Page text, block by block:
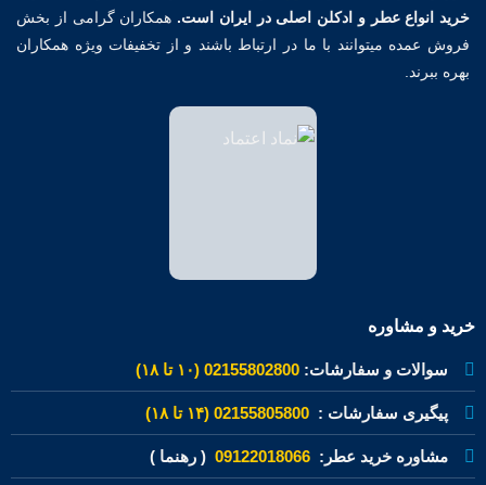
خرید انواع عطر و ادکلن اصلی در ایران است. همکاران گرامی از بخش
فروش عمده میتوانند با ما در ارتباط باشند و از تخفیفات ویژه همکاران
بهره ببرند.
خرید و مشاوره
سوالات و سفارشات: 02155802800 (۱۰ تا ۱۸)
پیگیری سفارشات : 02155805800 (۱۴ تا ۱۸)
مشاوره خرید عطر: 09122018066 ( رهنما )